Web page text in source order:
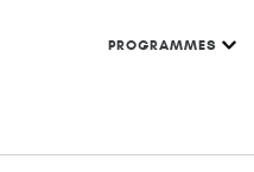
PROGRAMMES